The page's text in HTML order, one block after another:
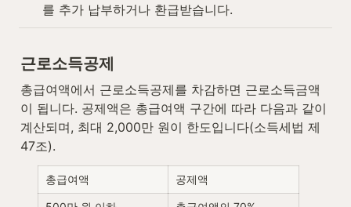
를 추가 납부하거나 환급받습니다.
근로소득공제
총급여액에서 근로소득공제를 차감하면 근로소득금액
이 됩니다. 공제액은 총급여액 구간에 따라 다음과 같이
계산되며, 최대 2,000만 원이 한도입니다(소득세법 제
47조).
총급여액 공제액